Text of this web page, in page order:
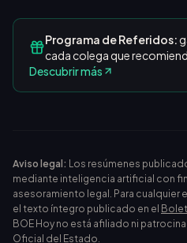
Programa de Referidos:
cada colega que
Descubrir más
Aviso legal: Los resúmenes
mediante inteligencia artificial con
asesoramiento legal. Para
el texto íntegro publicado en el
BOE Hoy no está afiliado ni
Oficial del Estado.